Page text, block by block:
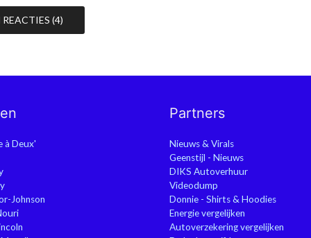
(4)
à Deux'
Johnson
Partners
Nieuws & Virals
Geenstijl - Nieuws
DIKS Autoverhuur
Videodump
Donnie - Shirts & Hoodies
Energie vergelijken
Autoverzekering vergelijken